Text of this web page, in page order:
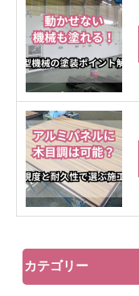
カテゴリー